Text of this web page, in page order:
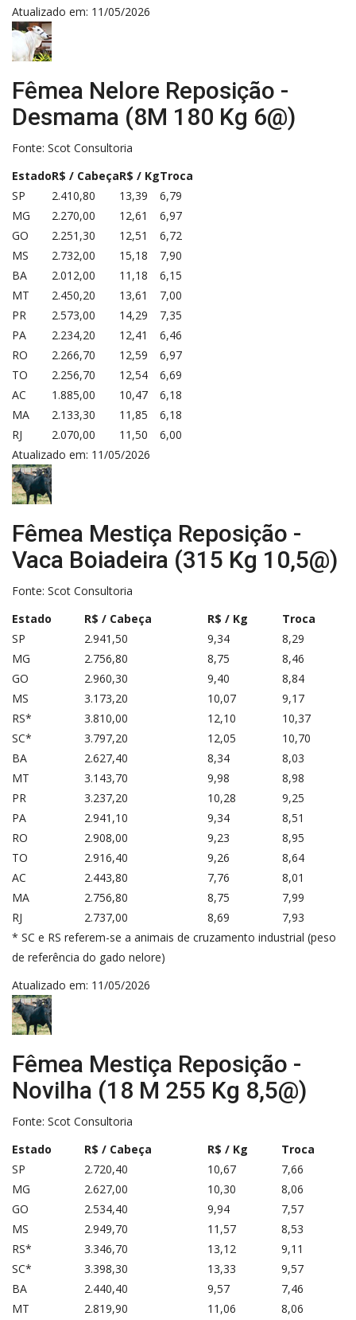
Atualizado em: 11/05/2026
Fêmea Nelore Reposição -
Desmama (8M 180 Kg 6@)
Fonte: Scot Consultoria
EstadoR$ / CabeçaR$ / KgTroca
SP
2.410,80 13,39
6,79
MG
2.270,00 12,61
6,97
GO
2.251,30 12,51
6,72
MS
2.732,00 15,18
7,90
BA
2.012,00 11,18
6,15
MT
2.450,20 13,61
7,00
PR
2.573,00 14,29
7,35
PA
2.234,20 12,41
6,46
RO
2.266,70 12,59
6,97
TO
2.256,70 12,54
6,69
AC
1.885,00 10,47
6,18
MA
2.133,30 11,85
6,18
RJ
2.070,00 11,50
6,00
Atualizado em: 11/05/2026
Fêmea Mestiça Reposição -
Vaca Boiadeira (315 Kg 10,5@)
Fonte: Scot Consultoria
Estado
R$ / Cabeça R$ / Kg
Troca
SP
2.941,50 9,34
8,29
MG
2.756,80 8,75
8,46
GO
2.960,30 9,40
8,84
MS
3.173,20 10,07
9,17
RS*
3.810,00 12,10
10,37
SC*
3.797,20 12,05
10,70
BA
2.627,40 8,34
8,03
MT
3.143,70 9,98
8,98
PR
3.237,20 10,28
9,25
PA
2.941,10 9,34
8,51
RO
2.908,00 9,23
8,95
TO
2.916,40 9,26
8,64
AC
2.443,80 7,76
8,01
MA
2.756,80 8,75
7,99
RJ
2.737,00 8,69
7,93
* SC e RS referem-se a animais de cruzamento industrial (peso
de referência do gado nelore)
Atualizado em: 11/05/2026
Fêmea Mestiça Reposição -
Novilha (18 M 255 Kg 8,5@)
Fonte: Scot Consultoria
Estado
R$ / Cabeça R$ / Kg
Troca
SP
2.720,40 10,67
7,66
MG
2.627,00 10,30
8,06
GO
2.534,40 9,94
7,57
MS
2.949,70 11,57
8,53
RS*
3.346,70 13,12
9,11
SC*
3.398,30 13,33
9,57
BA
2.440,40 9,57
7,46
MT
2.819,90 11,06 8,06